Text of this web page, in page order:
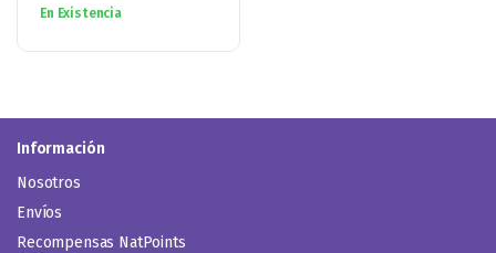
En Existencia
Información
Nosotros
Envíos
Recompensas NatPoints